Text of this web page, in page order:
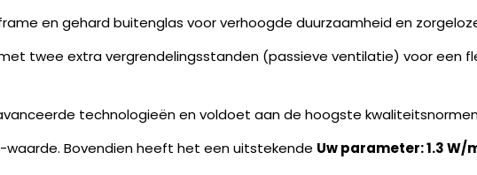
en gehard buitenglas voor verhoogde duurzaamheid en
twee extra vergrendelingsstanden (passieve ventilatie) voor een
technologieën en voldoet aan de hoogste
waarde. Bovendien heeft het een uitstekende Uw parameter: 1.3 W/